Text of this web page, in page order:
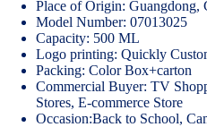
Place of Origin: Guangdong,
Model Number: 07013025
Capacity: 500 ML
Logo printing: Quickly
Packing: Color Box+carton
Commercial Buyer: TV
Stores, E-commerce Store
Occasion:Back to School,